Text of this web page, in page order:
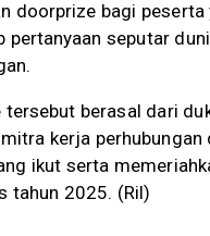
doorprize bagi peserta
pertanyaan seputar
tersebut berasal dari
kerja perhubungan
ikut serta
tahun 2025. (Ril)